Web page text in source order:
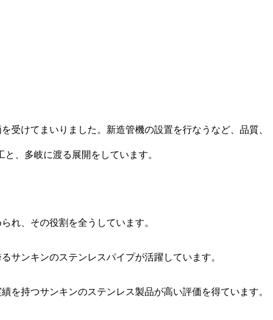
受けてまいりました。新造管機の設置を行なうなど、品質、
、多岐に渡る展開をしています。
れ、その役割を全うしています。
サンキンのステンレスパイプが活躍しています。
を持つサンキンのステンレス製品が高い評価を得ています。